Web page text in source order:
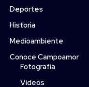
Deportes
Historia
Medioambiente
Conoce Campoamor
Fotografía
Vídeos